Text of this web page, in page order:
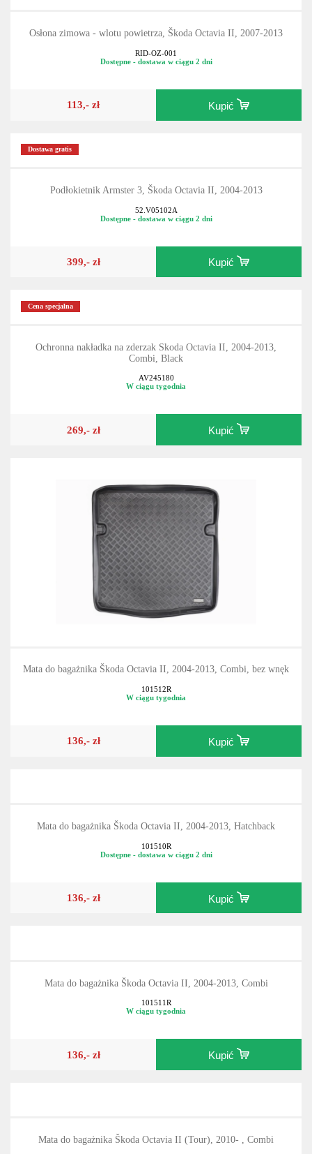
Osłona zimowa - wlotu powietrza, Škoda Octavia II, 2007-2013
RID-OZ-001
Dostępne - dostawa w ciągu 2 dni
113,- zł Kupić
Dostawa gratis
Podłokietnik Armster 3, Škoda Octavia II, 2004-2013
52.V05102A
Dostępne - dostawa w ciągu 2 dni
399,- zł Kupić
Cena specjalna
Ochronna nakładka na zderzak Skoda Octavia II, 2004-2013,
Combi, Black
AV245180
W ciągu tygodnia
269,- zł Kupić
Mata do bagażnika Škoda Octavia II, 2004-2013, Combi, bez wnęk
101512R
W ciągu tygodnia
136,- zł Kupić
Mata do bagażnika Škoda Octavia II, 2004-2013, Hatchback
101510R
Dostępne - dostawa w ciągu 2 dni
136,- zł Kupić
Mata do bagażnika Škoda Octavia II, 2004-2013, Combi
101511R
W ciągu tygodnia
136,- zł Kupić
Mata do bagażnika Škoda Octavia II (Tour), 2010- , Combi